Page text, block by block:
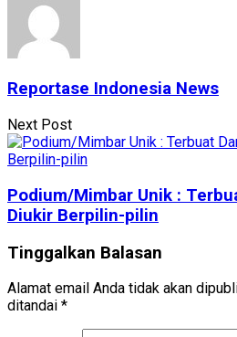
Reportase Indonesia News
Next Post
Podium/Mimbar Unik :
Diukir Berpilin-pilin
Tinggalkan Balasan
Alamat email Anda tidak akan
ditandai *